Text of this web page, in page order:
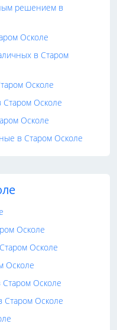
решением в
Осколе
в Старом
Осколе
Старом Осколе
Осколе
в Старом Осколе
Осколе
Осколе
Осколе
Старом Осколе
Старом Осколе